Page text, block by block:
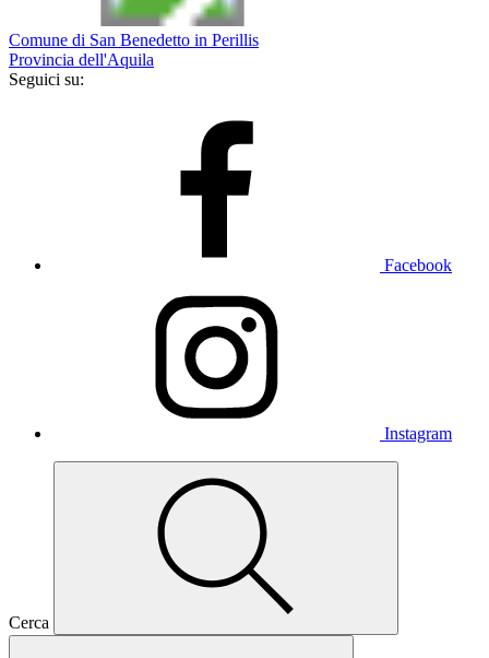
Comune di San Benedetto in Perillis
Provincia dell'Aquila
Seguici su:
Facebook
Instagram
Cerca